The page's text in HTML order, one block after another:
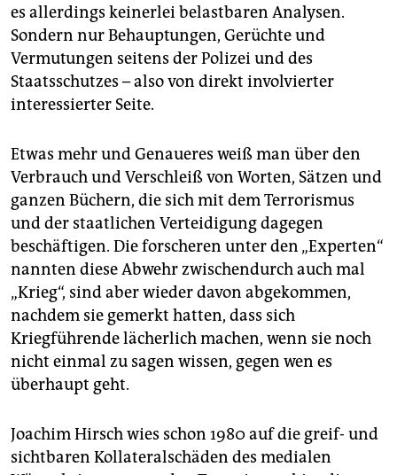
es allerdings keinerlei belastbaren Analysen.
Sondern nur Behauptungen, Gerüchte und
Vermutungen seitens der Polizei und des
Staatsschutzes – also von direkt involvierter
interessierter Seite.
Etwas mehr und Genaueres weiß man über den
Verbrauch und Verschleiß von Worten, Sätzen und
ganzen Büchern, die sich mit dem Terrorismus
und der staatlichen Verteidigung dagegen
beschäftigen. Die forscheren unter den „Experten“
nannten diese Abwehr zwischendurch auch mal
„Krieg“, sind aber wieder davon abgekommen,
nachdem sie gemerkt hatten, dass sich
Kriegführende lächerlich machen, wenn sie noch
nicht einmal zu sagen wissen, gegen wen es
überhaupt geht.
Joachim Hirsch wies schon 1980 auf die greif- und
sichtbaren Kollateralschäden des medialen